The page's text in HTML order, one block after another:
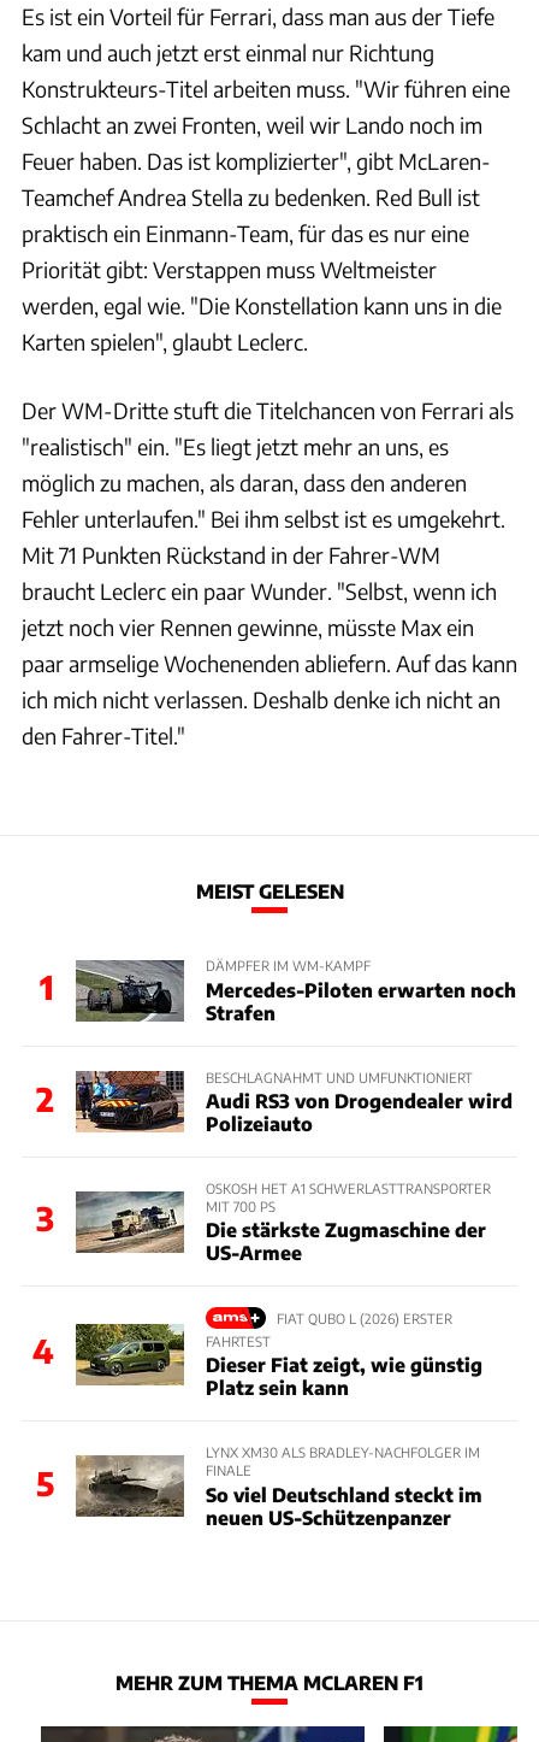
Es ist ein Vorteil für Ferrari, dass man aus der Tiefe
kam und auch jetzt erst einmal nur Richtung
Konstrukteurs-Titel arbeiten muss. "Wir führen eine
Schlacht an zwei Fronten, weil wir Lando noch im
Feuer haben. Das ist komplizierter", gibt McLaren-
Teamchef Andrea Stella zu bedenken. Red Bull ist
praktisch ein Einmann-Team, für das es nur eine
Priorität gibt: Verstappen muss Weltmeister
werden, egal wie. "Die Konstellation kann uns in die
Karten spielen", glaubt Leclerc.
Der WM-Dritte stuft die Titelchancen von Ferrari als
"realistisch" ein. "Es liegt jetzt mehr an uns, es
möglich zu machen, als daran, dass den anderen
Fehler unterlaufen." Bei ihm selbst ist es umgekehrt.
Mit 71 Punkten Rückstand in der Fahrer-WM
braucht Leclerc ein paar Wunder. "Selbst, wenn ich
jetzt noch vier Rennen gewinne, müsste Max ein
paar armselige Wochenenden abliefern. Auf das kann
ich mich nicht verlassen. Deshalb denke ich nicht an
den Fahrer-Titel."
MEIST GELESEN
1
DÄMPFER IM WM-KAMPF
Mercedes-Piloten erwarten noch
Strafen
2
BESCHLAGNAHMT UND UMFUNKTIONIERT
Audi RS3 von Drogendealer wird
Polizeiauto
3
OSKOSH HET A1 SCHWERLASTTRANSPORTER
MIT 700 PS
Die stärkste Zugmaschine der
US-Armee
4
FIAT QUBO L (2026) ERSTER
FAHRTEST
Dieser Fiat zeigt, wie günstig
Platz sein kann
5
LYNX XM30 ALS BRADLEY-NACHFOLGER IM
FINALE
So viel Deutschland steckt im
neuen US-Schützenpanzer
MEHR ZUM THEMA MCLAREN F1